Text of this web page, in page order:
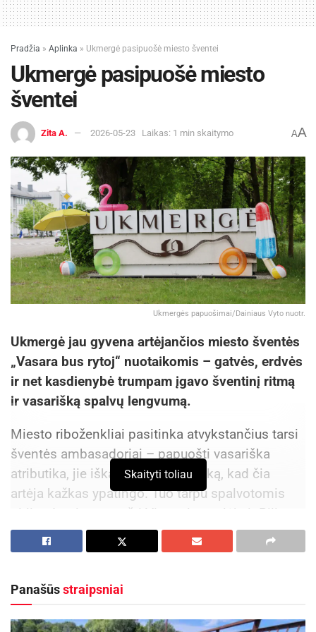
Pradžia » Aplinka » Ukmergė pasipuošė miesto šventei
Ukmergė pasipuošė miesto
šventei
Zita A. 2026-05-23 Laikas: 1 min skaitymo AA
Ukmergės papuošimai/Dainiaus Vyto nuotr.
Ukmergė jau gyvena artėjančios miesto šventės
„Vasara bus rytoj“ nuotaikomis – gatvės, erdvės
ir net kasdienybė trumpam įgavo šventinį ritmą
ir vasarišką spalvų lengvumą.
Miesto riboženkliai pasitinka atvykstančius tarsi
šventės ambasadoriai – papuošti vasariška
atributika, jie iškart įveda į nuotaiką, kad čia
artėja kažkas ypatingo. Tuo tarpu spalvotomis
girliandomis papuošti Vienuolyno alėja ir Pilies
parkas kuria žaismingą, jaukią ir lengvai
vasarišką atmosferą, kviečiančią pasivaikščioti,
Ne mažiau įspūdingi ir Kęstučio aikštės bei
Kauno gatvės apšvietimo stulpai – prie jų
Skaityti toliau
Panašūsstraipsniai